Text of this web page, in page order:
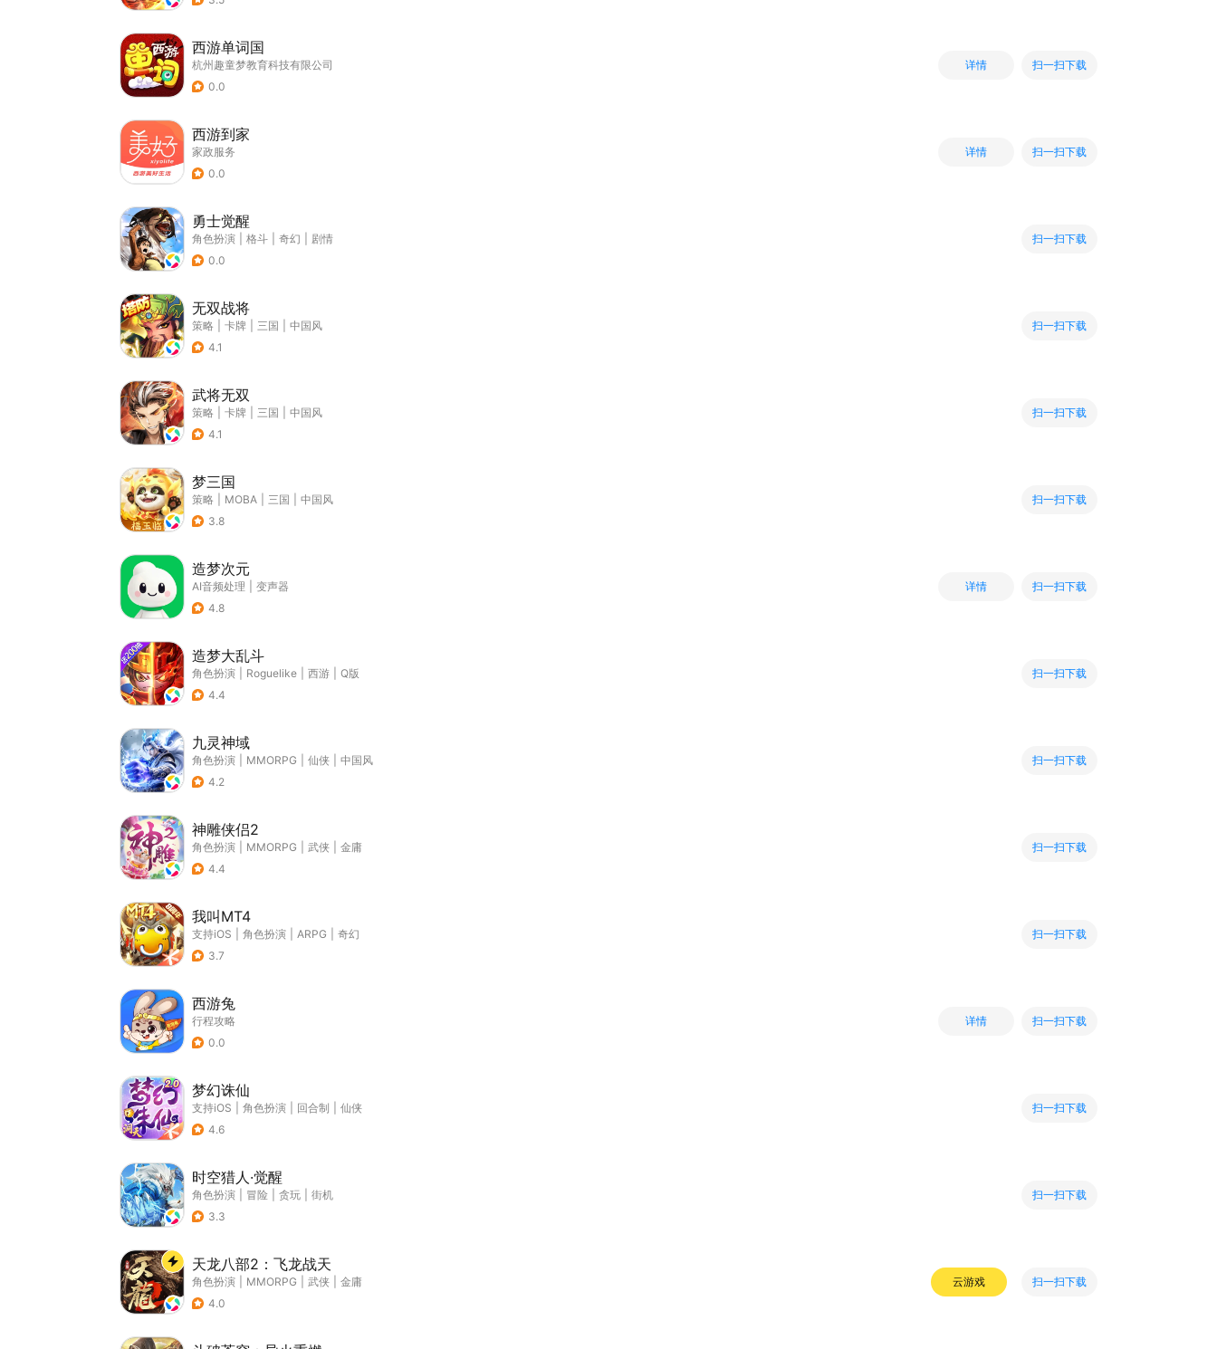
西游单词国
杭州趣童梦教育科技有限公司
0.0
详情 扫一扫下载
西游到家
家政服务
0.0
详情 扫一扫下载
勇士觉醒
角色扮演 格斗 奇幻
剧情
0.0
扫一扫下载
无双战将
策略 卡牌 三国
中国风
4.1
扫一扫下载
武将无双
策略 卡牌 三国
中国风
4.1
扫一扫下载
梦三国
策略 MOBA 三国
中国风
3.8
扫一扫下载
造梦次元
AI音频处理
变声器
4.8
详情 扫一扫下载
造梦大乱斗
角色扮演 Roguelike 西游
Q版
4.4
扫一扫下载
九灵神域
角色扮演 MMORPG 仙侠
中国风
4.2
扫一扫下载
神雕侠侣2
角色扮演 MMORPG 武侠
金庸
4.4
扫一扫下载
我叫MT4
支持iOS 角色扮演 ARPG
奇幻
3.7
扫一扫下载
西游兔
行程攻略
0.0
详情 扫一扫下载
梦幻诛仙
支持iOS 角色扮演 回合制
仙侠
4.6
扫一扫下载
时空猎人·觉醒
角色扮演 冒险 贪玩
街机
3.3
扫一扫下载
天龙八部2：飞龙战天
角色扮演 MMORPG 武侠
金庸
4.0
云游戏 扫一扫下载